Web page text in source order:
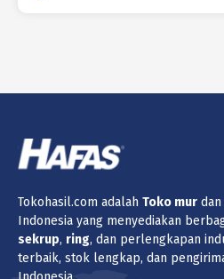
Tokohasil.com adalah Toko mur dan
Indonesia yang menyediakan
sekrup, ring, dan perlengkapan
terbaik, stok lengkap, dan